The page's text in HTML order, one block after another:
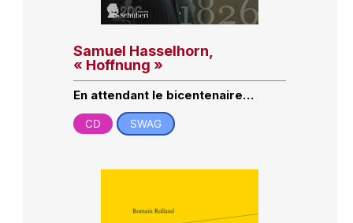
Samuel Hasselhorn,
« Hoffnung »
En attendant le bicentenaire…
CD SWAG